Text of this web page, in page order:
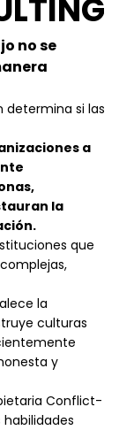
no se
determina si las
a
la
que
la
culturas
y
Conflict-